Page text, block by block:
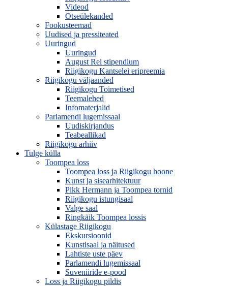
Videod
Otseülekanded
Fookusteemad
Uudised ja pressiteated
Uuringud
Uuringud
August Rei stipendium
Riigikogu Kantselei eripreemia
Riigikogu väljaanded
Riigikogu Toimetised
Teemalehed
Infomaterjalid
Parlamendi lugemissaal
Uudiskirjandus
Teabeallikad
Riigikogu arhiiv
Tulge külla
Toompea loss
Toompea loss ja Riigikogu hoone
Kunst ja sisearhitektuur
Pikk Hermann ja Toompea tornid
Riigikogu istungisaal
Valge saal
Ringkäik Toompea lossis
Külastage Riigikogu
Ekskursioonid
Kunstisaal ja näitused
Lahtiste uste päev
Parlamendi lugemissaal
Suveniiride e-pood
Loss ja Riigikogu pildis